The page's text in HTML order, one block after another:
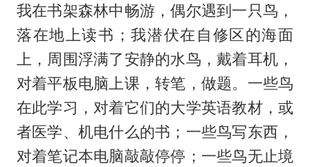
我在书架森林中畅游，偶尔遇到一只鸟，
落在地上读书；我潜伏在自修区的海面
上，周围浮满了安静的水鸟，戴着耳机，
对着平板电脑上课，转笔，做题。一些鸟
在此学习，对着它们的大学英语教材，或
者医学、机电什么的书；一些鸟写东西，
对着笔记本电脑敲敲停停；一些鸟无止境